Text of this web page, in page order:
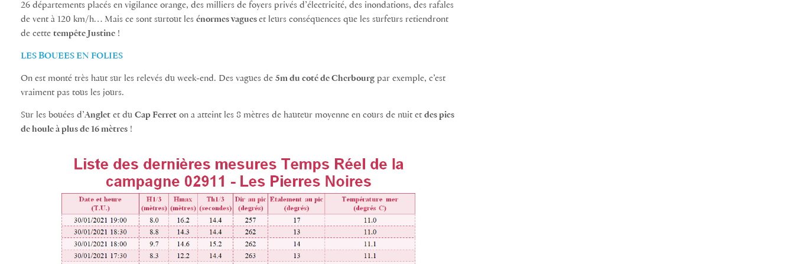
26 départements placés en vigilance orange, des milliers de foyers privés d’électricité, des inondations, des rafales
de vent à 120 km/h… Mais ce sont surtout les énormes vagueset leurs conséquences que les surfeurs retiendront
de cette tempête Justine !
LES BOUEES EN FOLIES
On est monté très haut sur les relevés du week-end. Des vagues de 5m du coté de Cherbourg par exemple, c’est
vraiment pas tous les jours.
Sur les bouées d’Anglet et du Cap Ferret on a atteint les 8 mètres de hauteur moyenne en cours de nuit etdes pics
de houle à plus de 16 mètres !